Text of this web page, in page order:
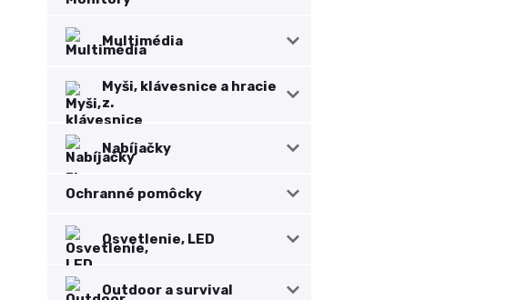
Multimédia
Myši, klávesnice a hracie
z.
Nabíjačky
Ochranné pomôcky
Osvetlenie, LED
Outdoor a survival